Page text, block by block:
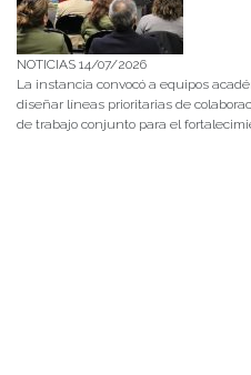
NOTICIAS 14/07/2026
La instancia convocó a equipos
diseñar líneas prioritarias de
de trabajo conjunto para el